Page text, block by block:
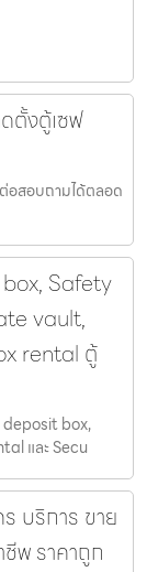
ตั้งตู้เซฟ
อสอบถามได้ตลอด
Safety
vault,
rental ตู้
box,
และ Secu
บริการ ขาย
พ ราคาถูก